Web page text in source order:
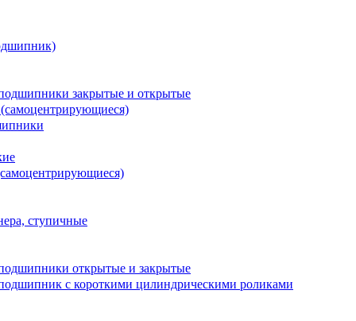
закрытые и открытые
ступичные
открытые и закрытые
с короткими цилиндрическими роликами